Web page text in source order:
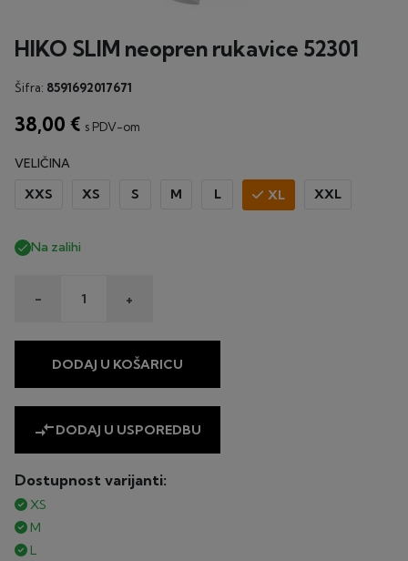
HIKO SLIM neopren rukavice 52301
Šifra: 8591692017671
38,00 € s PDV-om
VELIČINA
XXS XS S M L XL XXL
 Na zalihi
- +
DODAJ U KOŠARICU
compare_arrowsDODAJ U USPOREDBU
Dostupnost varijanti:
XS
M
L